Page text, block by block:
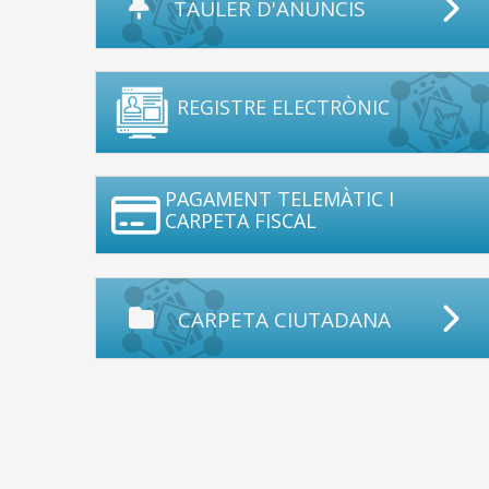
TAULER D'ANUNCIS
REGISTRE ELECTRÒNIC
PAGAMENT TELEMÀTIC I
CARPETA FISCAL
CARPETA CIUTADANA